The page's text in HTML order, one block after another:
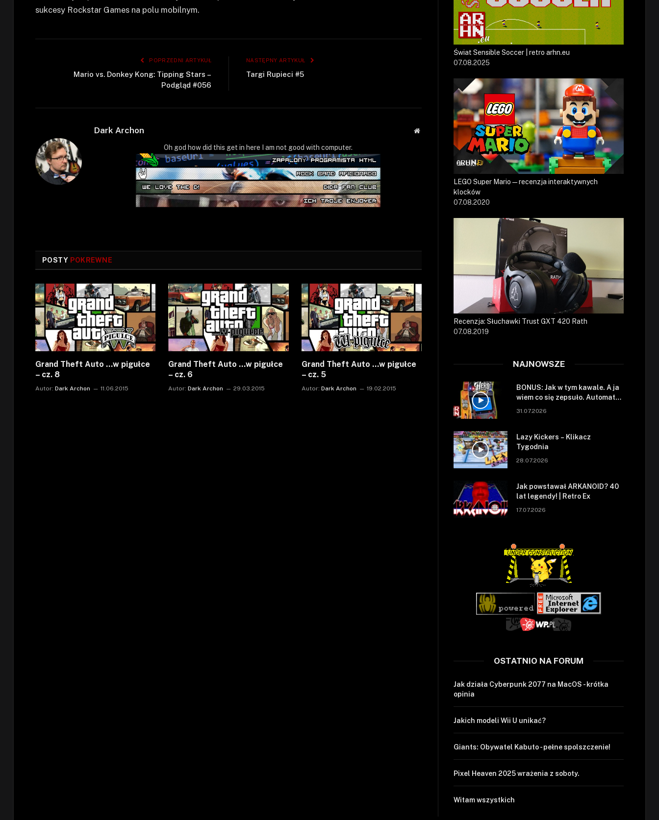
sukcesy Rockstar Games na polu mobilnym.
POPRZEDNI ARTYKUŁ
Mario vs. Donkey Kong: Tipping Stars –
Podgląd #056
NASTĘPNY ARTYKUŁ
Targi Rupieci #5
Dark Archon
Strona
Oh god how did this get in here I am not good with computer.
POSTY POKREWNE
Grand Theft Auto …w pigułce
– cz. 8
Autor: Dark Archon 11.06.2015
Grand Theft Auto …w pigułce
– cz. 6
Autor: Dark Archon 29.03.2015
Grand Theft Auto …w pigułce
– cz. 5
Autor: Dark Archon 19.02.2015
Świat Sensible Soccer | retro arhn.eu
07.08.2025
LEGO Super Mario — recenzja interaktywnych
klocków
07.08.2020
Recenzja: Słuchawki Trust GXT 420 Rath
07.08.2019
NAJNOWSZE
BONUS: Jak w tym kawale. A ja
wiem co się zepsuło. Automat
się zepsuł.
31.07.2026
Lazy Kickers – Klikacz
Tygodnia
28.07.2026
Jak powstawał ARKANOID? 40
lat legendy! | Retro Ex
17.07.2026
OSTATNIO NA FORUM
Jak działa Cyberpunk 2077 na MacOS - krótka
opinia
Jakich modeli Wii U unikać?
Giants: Obywatel Kabuto - pełne spolszczenie!
Pixel Heaven 2025 wrażenia z soboty.
Witam wszystkich